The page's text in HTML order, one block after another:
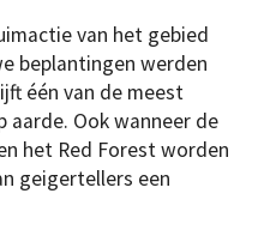
van het gebied
beplantingen werden
één van de meest
Ook wanneer de
het Red Forest worden
geigertellers een